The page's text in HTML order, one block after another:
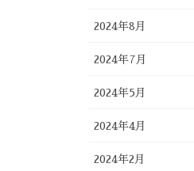
2024年8月
2024年7月
2024年5月
2024年4月
2024年2月